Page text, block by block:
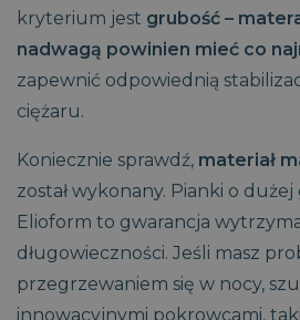
kryterium jest grubość –
nadwagą powinien mieć co
zapewnić odpowiednią
ciężaru.
Koniecznie sprawdź, materiał
został wykonany. Pianki o
Elioform to gwarancja
długowieczności. Jeśli masz
przegrzewaniem się w nocy,
innowacyjnymi pokrowcami,